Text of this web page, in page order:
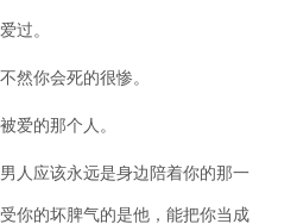
过。
然你会死的很惨。
爱的那个人。
人应该永远是身边陪着你的那一
你的坏脾气的是他，能把你当成